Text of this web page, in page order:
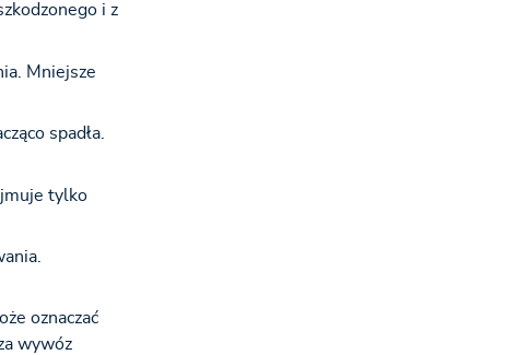
i z
Mniejsze
spadła.
tylko
oznaczać
wywóz